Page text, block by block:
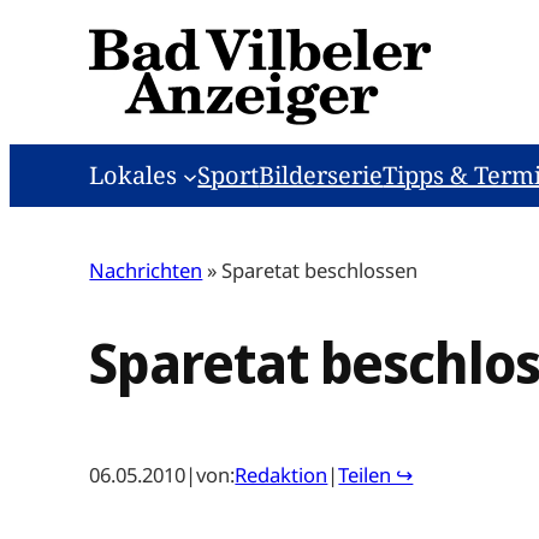
Lokales SportBilderserieTipps &
Nachrichten »Sparetat beschlossen
Sparetat
06.05.2010|von:Redaktion |Teilen ↪